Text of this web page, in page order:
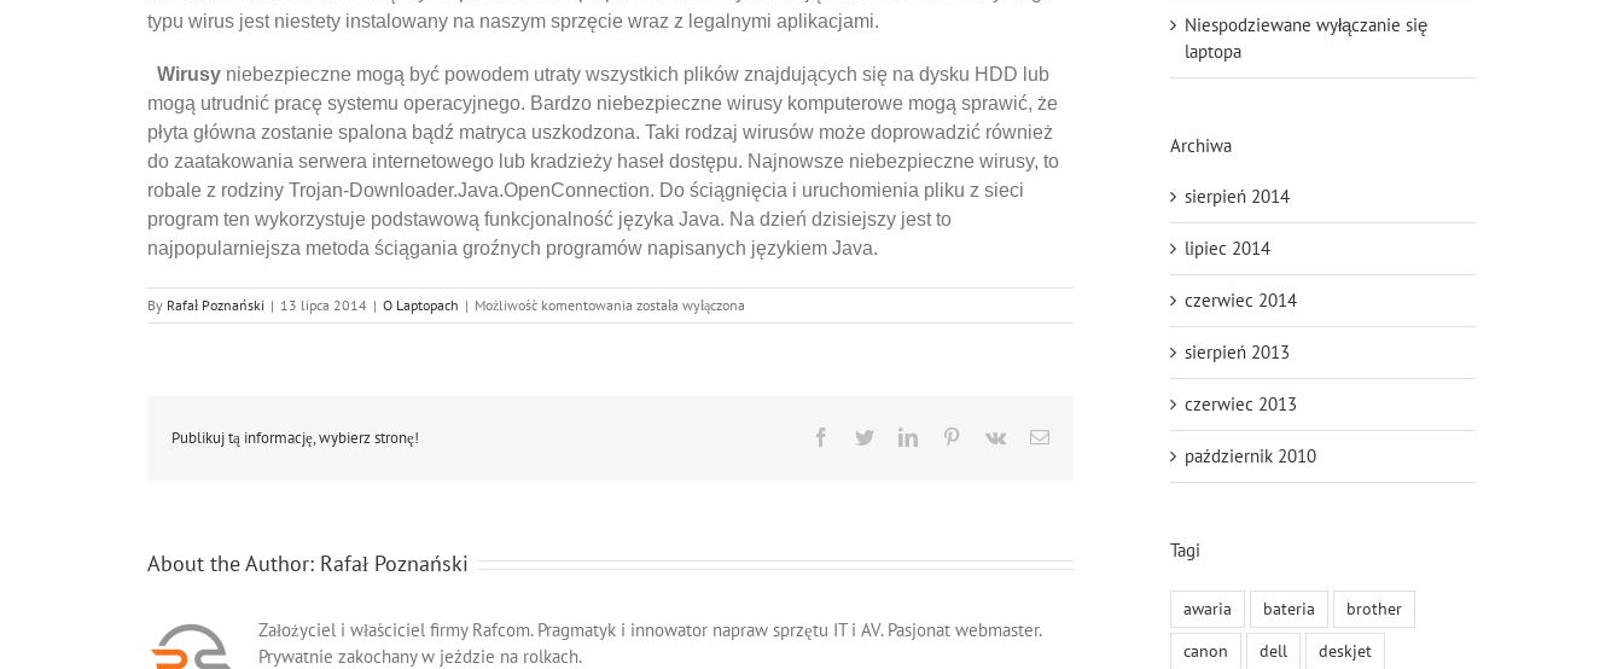
typu wirus jest niestety instalowany na naszym sprzęcie wraz z legalnymi aplikacjami.
Wirusy niebezpieczne mogą być powodem utraty wszystkich plików znajdujących się na dysku HDD lub
mogą utrudnić pracę systemu operacyjnego. Bardzo niebezpieczne wirusy komputerowe mogą sprawić, że
płyta główna zostanie spalona bądź matryca uszkodzona. Taki rodzaj wirusów może doprowadzić również
do zaatakowania serwera internetowego lub kradzieży haseł dostępu. Najnowsze niebezpieczne wirusy, to
robale z rodziny Trojan-Downloader.Java.OpenConnection. Do ściągnięcia i uruchomienia pliku z sieci
program ten wykorzystuje podstawową funkcjonalność języka Java. Na dzień dzisiejszy jest to
najpopularniejsza metoda ściągania groźnych programów napisanych językiem Java.
By Rafał Poznański | 13 lipca 2014 | O Laptopach | Możliwość komentowania Najnowsze
wirusy
została wyłączona
Publikuj tą informację, wybierz stronę! Facebook
TwitterLinkedInPinterest
Vk Email
About the Author: Rafał Poznański
Założyciel i właściciel firmy Rafcom. Pragmatyk i innowator napraw sprzętu IT i AV. Pasjonat webmaster.
Prywatnie zakochany w jeździe na rolkach.
Niespodziewane wyłączanie się
laptopa
Archiwa
sierpień 2014
lipiec 2014
czerwiec 2014
sierpień 2013
czerwiec 2013
październik 2010
Tagi
awaria bateria
brother
canon
dell
deskjet